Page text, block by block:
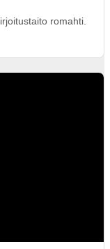
romahti.